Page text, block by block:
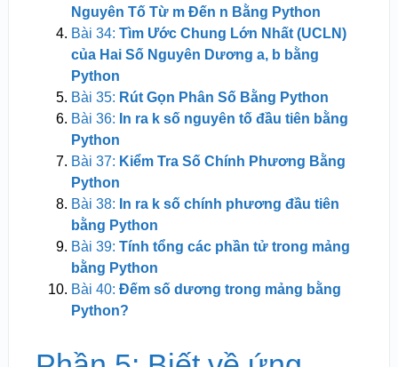
Nguyên Tố Từ m Đến n Bằng Python
Bài 34: Tìm Ước Chung Lớn Nhất (UCLN)
của Hai Số Nguyên Dương a, b bằng
Python
Bài 35: Rút Gọn Phân Số Bằng Python
Bài 36: In ra k số nguyên tố đầu tiên bằng
Python
Bài 37: Kiểm Tra Số Chính Phương Bằng
Python
Bài 38: In ra k số chính phương đầu tiên
bằng Python
Bài 39: Tính tổng các phần tử trong mảng
bằng Python
Bài 40: Đếm số dương trong mảng bằng
Python?